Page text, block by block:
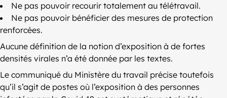
Ne pas pouvoir recourir totalement au télétravail.
Ne pas pouvoir bénéficier des mesures de protection
renforcées.
Aucune définition de la notion d’exposition à de fortes
densités virales n’a été donnée par les textes.
Le communiqué du Ministère du travail précise toutefois
qu’il s’agit de postes où l’exposition à des personnes